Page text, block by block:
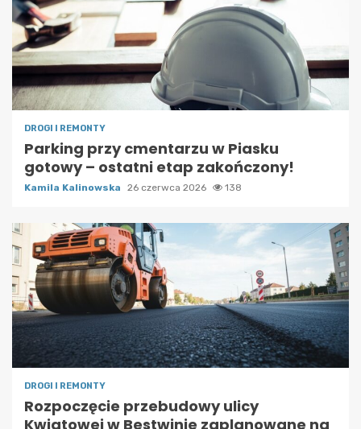
DROGI I REMONTY
Parking przy cmentarzu w Piasku
gotowy – ostatni etap zakończony!
Kamila Kalinowska 26 czerwca 2026 138
DROGI I REMONTY
Rozpoczęcie przebudowy ulicy
Kwiatowej w Bestwinie zaplanowane na